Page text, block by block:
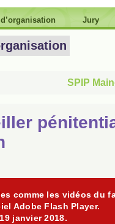
Jury
SPIP